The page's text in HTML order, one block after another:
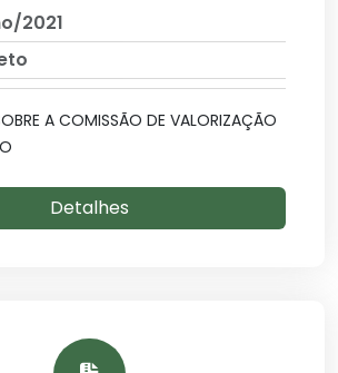
2021
A COMISSÃO DE VALORIZAÇÃO
Detalhes